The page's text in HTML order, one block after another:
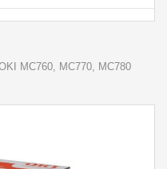
MC760, MC770, MC780